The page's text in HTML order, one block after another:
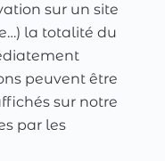
sur un site
la totalité du
peuvent être
sur notre
par les